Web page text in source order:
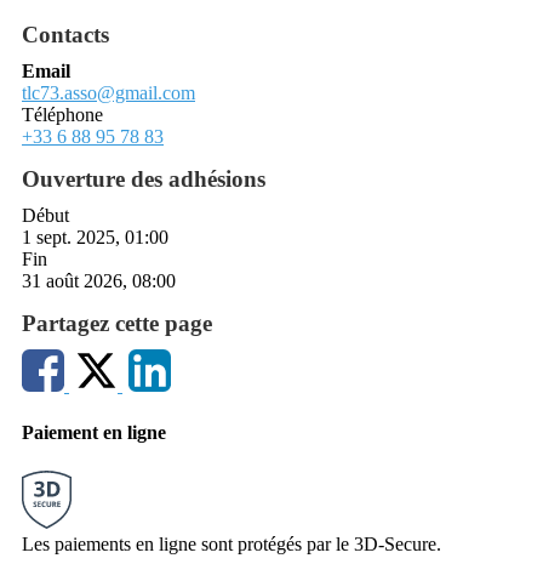
Contacts
Email
tlc73.asso@gmail.com
Téléphone
+33 6 88 95 78 83
Ouverture des adhésions
Début
1 sept. 2025, 01:00
Fin
31 août 2026, 08:00
Partagez cette page
Paiement en ligne
Les paiements en ligne sont protégés par le 3D-Secure.